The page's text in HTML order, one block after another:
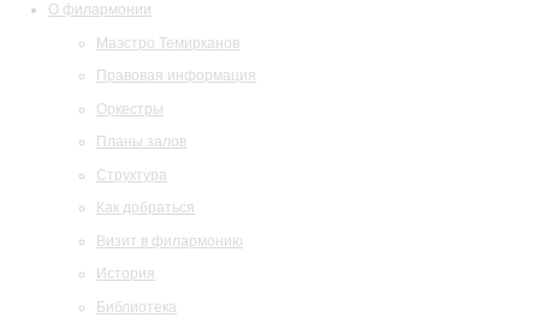
О филармонии
Маэстро Темирканов
Правовая информация
Оркестры
Планы залов
Структура
Как добраться
Визит в филармонию
История
Библиотека